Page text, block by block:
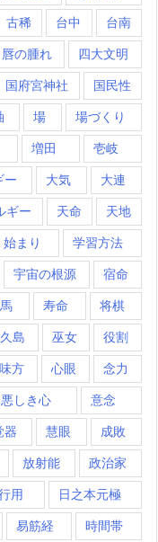
古稀 台中 台南
唇の腫れ 四大文明
国府宮神社 国民性
場 場づくり
増田 壱岐
ー 大気 大連
ギー 天命 天地
始まり 学習方法
宇宙の根源 宿命
寿命 将棋
島 巫女 役割
方 心眼 念力
悪しき心 意念
器 慧眼 成敗
放射能 政治家
用 日之本元極
易筋経 時間帯